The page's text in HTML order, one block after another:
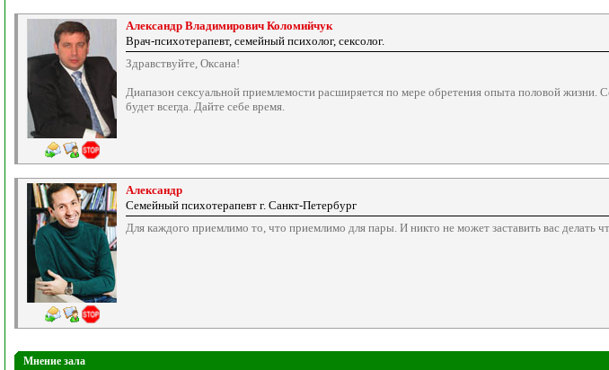
Александр Владимирович Коломийчук
Врач-психотерапевт, семейный психолог, сексолог.
Здравствуйте, Оксана!
Диапазон сексуальной приемлемости расширяется по мере обретения опыта половой жизни.
будет всегда. Дайте себе время.
Александр
Семейный психотерапевт г. Санкт-Петербург
Для каждого приемлимо то, что приемлимо для пары. И никто не может заставить вас делать
Мнение зала